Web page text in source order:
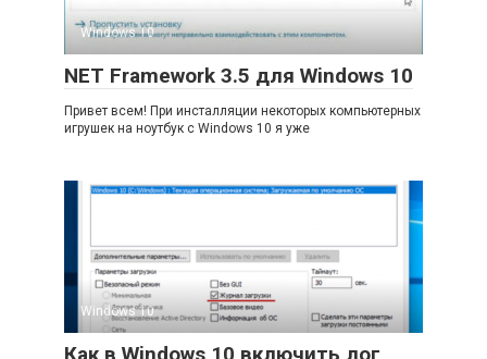
Windows 10
NET Framework 3.5 для Windows 10
Привет всем! При инсталляции некоторых компьютерных
игрушек на ноутбук с Windows 10 я уже
Windows 10